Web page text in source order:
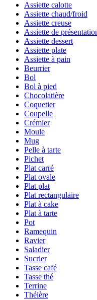
Assiette calotte
Assiette chaud/froid
Assiette creuse
Assiette de
Assiette dessert
Assiette plate
Assiette à pain
Beurrier
Bol
Bol à pied
Chocolatière
Coquetier
Coupelle
Crémier
Moule
Mug
Pelle à tarte
Pichet
Plat carré
Plat ovale
Plat plat
Plat rectangulaire
Plat à cake
Plat à tarte
Pot
Ramequin
Ravier
Saladier
Sucrier
Tasse café
Tasse thé
Terrine
Théière